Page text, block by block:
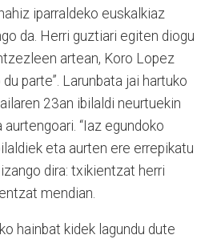
iparraldeko euskalkiaz
da. Herri guztiari egiten diogu
artean, Koro Lopez
parte”. Larunbata jai hartuko
23an ibilaldi neurtuekin
“Iaz egundoko
eta aurten ere errepikatu
dira: txikientzat herri
mendian.
hainbat kidek lagundu dute